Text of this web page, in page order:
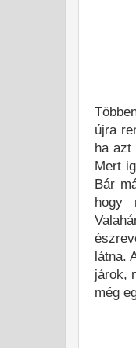
újra
ha azt
Mert
Bár
hogy
látna.
járok,
még